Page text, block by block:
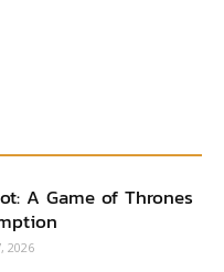
A Game of Thrones
2026